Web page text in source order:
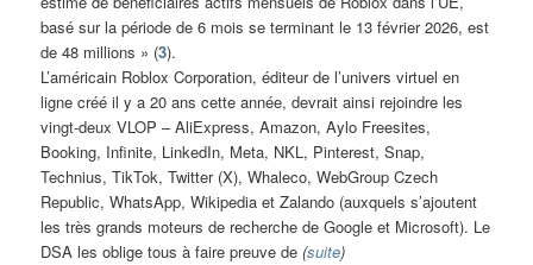
basé sur la période de 6 mois se terminant le 13 février 2026, est
de 48 millions » (3).
L’américain Roblox Corporation, éditeur de l’univers virtuel en
ligne créé il y a 20 ans cette année, devrait ainsi rejoindre les
vingt-deux VLOP – AliExpress, Amazon, Aylo Freesites,
Booking, Infinite, LinkedIn, Meta, NKL, Pinterest, Snap,
Technius, TikTok, Twitter (X), Whaleco, WebGroup Czech
Republic, WhatsApp, Wikipedia et Zalando (auxquels s’ajoutent
les très grands moteurs de recherche de Google et Microsoft). Le
DSA les oblige tous à faire preuve de(suite)